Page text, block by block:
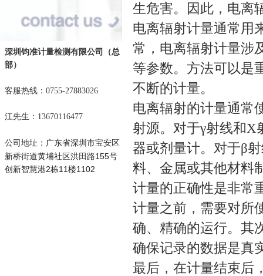
深圳钧准计量检测有限公司
（总
部）
客服热线：0755-27883026
江先生：13670116477
公司地址： 广东省深圳市宝安区
新桥街道黄埔社区洪田路155号
创新智慧港2栋11楼1102
生危害。因此，电离
电离辐射计量通常用
常，电离辐射计量涉
等参数。方法可以是
不断的计量。
电离辐射的计量通常
射源。对于γ射线和X
器或剂量计。对于β
料、金属或其他材料
计量的正确性是非常
计量之前，需要对所
确、精确的运行。其
确保记录的数据是真
最后，在计量结束后